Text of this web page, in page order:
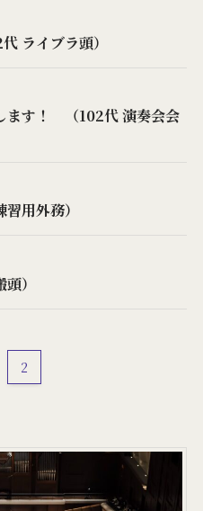
ライブラ頭）
ます！ （102代 演奏会会
用外務）
）
2